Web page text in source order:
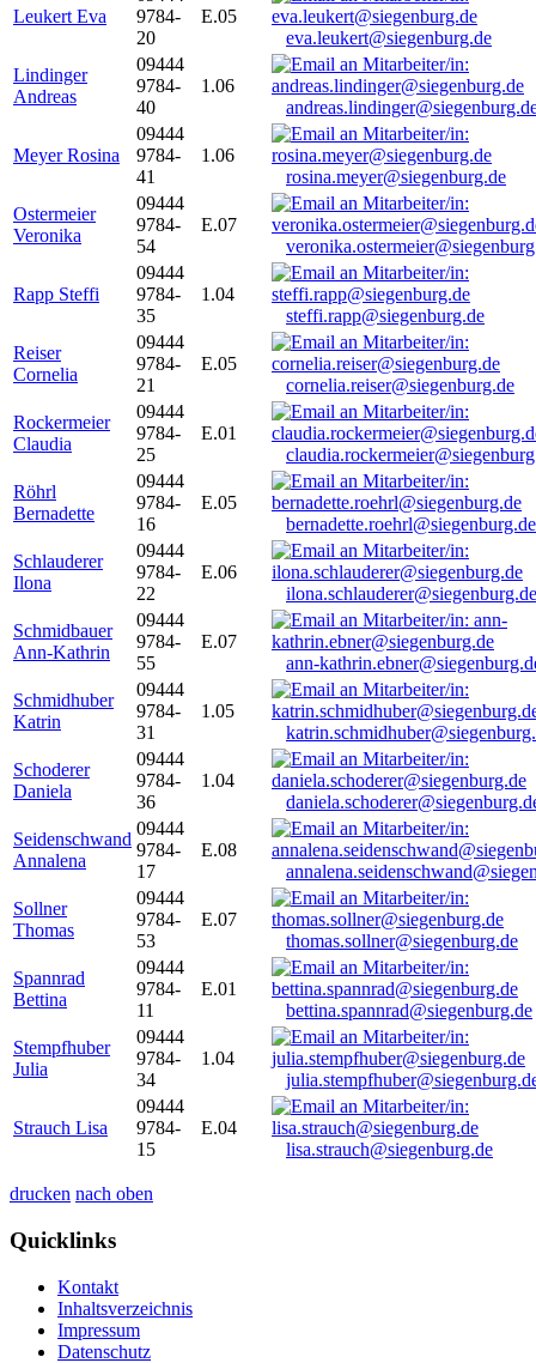
Leukert Eva
9784-
20
E.05
eva.leukert@siegenburg.de
Lindinger
Andreas
09444
9784-
40
1.06
Meyer Rosina
09444
9784-
41
1.06
rosina.meyer@siegenburg.de
Ostermeier
Veronika
09444
9784-
54
E.07
Rapp Steffi
09444
9784-
35
1.04
steffi.rapp@siegenburg.de
Reiser
Cornelia
09444
9784-
21
E.05
cornelia.reiser@siegenburg.de
Rockermeier
Claudia
09444
9784-
25
E.01
Röhrl
Bernadette
09444
9784-
16
E.05
bernadette.roehrl@siegenburg.de
Schlauderer
Ilona
09444
9784-
22
E.06
ilona.schlauderer@siegenburg.de
Schmidbauer
Ann-Kathrin
09444
9784-
55
E.07
ann-
Schmidhuber
Katrin
09444
9784-
31
1.05
Schoderer
Daniela
09444
9784-
36
1.04
Seidenschwand
Annalena
09444
9784-
17
E.08
Sollner
Thomas
09444
9784-
53
E.07
thomas.sollner@siegenburg.de
Spannrad
Bettina
09444
9784-
11
E.01
bettina.spannrad@siegenburg.de
Stempfhuber
Julia
09444
9784-
34
1.04
Strauch Lisa
09444
9784-
15
E.04
lisa.strauch@siegenburg.de
drucken nach oben
Quicklinks
Kontakt
Inhaltsverzeichnis
Impressum
Datenschutz